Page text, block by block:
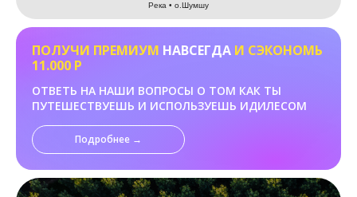
Река • о.Шумшу
ПОЛУЧИ ПРЕМИУМ НАВСЕГДА И СЭКОНОМЬ
11.000 Р
ОТВЕТЬ НА НАШИ ВОПРОСЫ О ТОМ КАК ТЫ
ПУТЕШЕСТВУЕШЬ И ИСПОЛЬЗУЕШЬ ИДИЛЕСОМ
Подробнее →